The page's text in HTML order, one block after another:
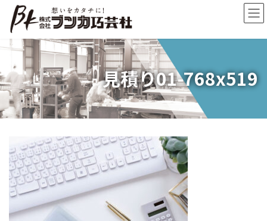
ス
キ
ッ
プ
ン
に
移
動
見積り01-768x519